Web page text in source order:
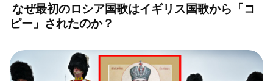
なぜ最初のロシア国歌はイギリス国歌から「コ
ピー」されたのか？